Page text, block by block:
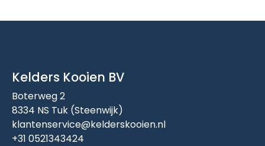
Kelders Kooien BV
Boterweg 2
8334 NS Tuk (Steenwijk)
klantenservice@kelderskooien.nl
+31 0521343424